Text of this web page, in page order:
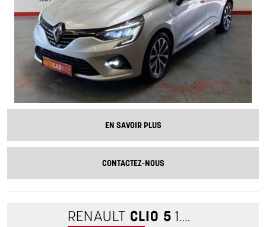
EN SAVOIR PLUS
CONTACTEZ-NOUS
RENAULT CLIO 5 1.6 E-TECH HYBRID 140 BUSINESS